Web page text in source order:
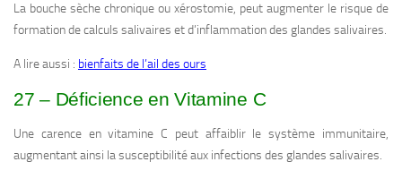
La bouche sèche chronique ou xérostomie, peut augmenter le risque de
formation de calculs salivaires et d’inflammation des glandes salivaires.
A lire aussi : bienfaits de l’ail des ours
27 – Déficience en Vitamine C
Une carence en vitamine C peut affaiblir le système immunitaire,
augmentant ainsi la susceptibilité aux infections des glandes salivaires.